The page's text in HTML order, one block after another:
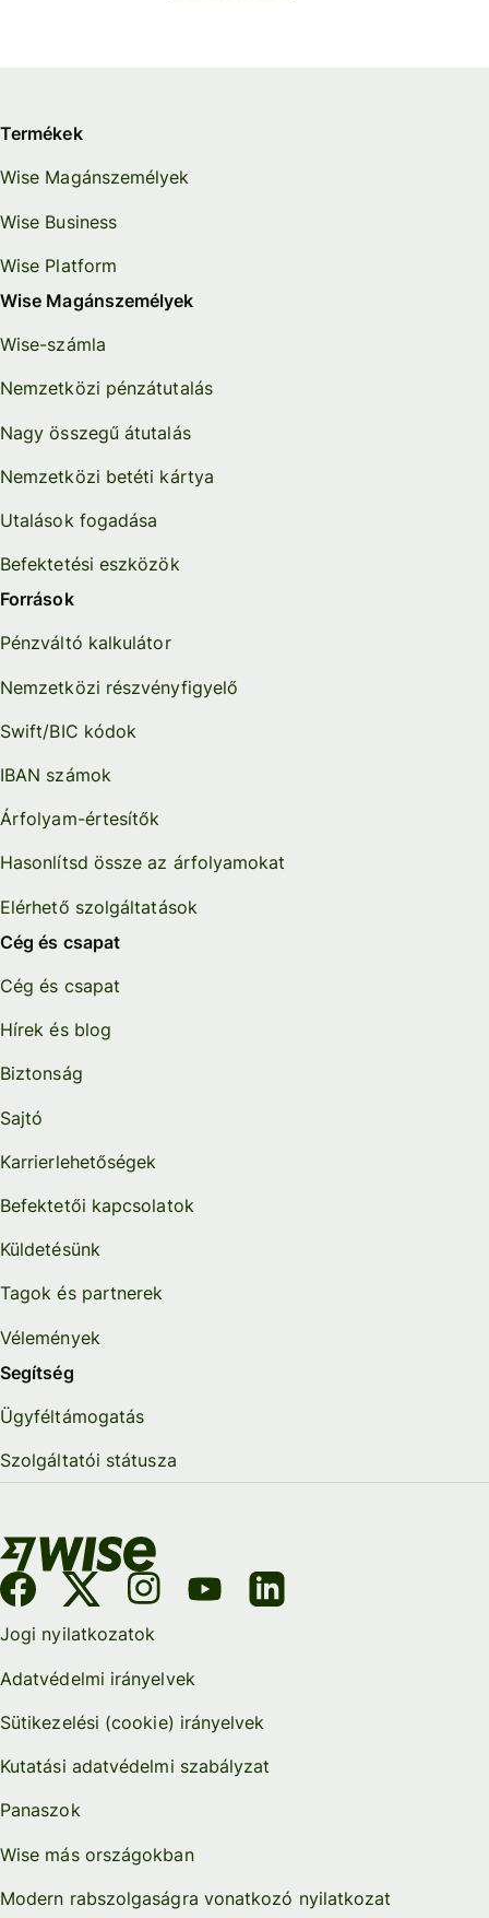
Termékek
Wise Magánszemélyek
Wise Business
Wise Platform
Wise Magánszemélyek
Wise-számla
Nemzetközi pénzátutalás
Nagy összegű átutalás
Nemzetközi betéti kártya
Utalások fogadása
Befektetési eszközök
Források
Pénzváltó kalkulátor
Nemzetközi részvényfigyelő
Swift/BIC kódok
IBAN számok
Árfolyam-értesítők
Hasonlítsd össze az árfolyamokat
Elérhető szolgáltatások
Cég és csapat
Cég és csapat
Hírek és blog
Biztonság
Sajtó
Karrierlehetőségek
Befektetői kapcsolatok
Küldetésünk
Tagok és partnerek
Vélemények
Segítség
Ügyféltámogatás
Szolgáltatói státusza
Jogi nyilatkozatok
Adatvédelmi irányelvek
Sütikezelési (cookie) irányelvek
Kutatási adatvédelmi szabályzat
Panaszok
Wise más országokban
Modern rabszolgaságra vonatkozó nyilatkozat